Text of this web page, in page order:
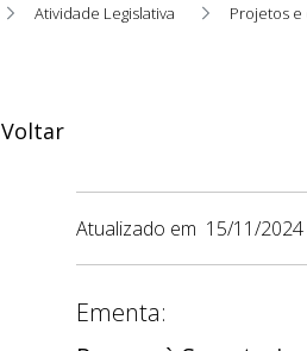
Atividade Legislativa Projetos
Voltar
Atualizado em 15/11/
Ementa: